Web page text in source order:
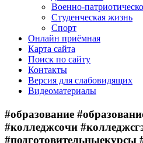
Военно-
Студенческая жизнь
Спорт
Онлайн приёмная
Карта сайта
Поиск по сайту
Контакты
Версия для слабовидящих
Видеоматериалы
#образование
#колледжсочи
#подготовительныекурсы